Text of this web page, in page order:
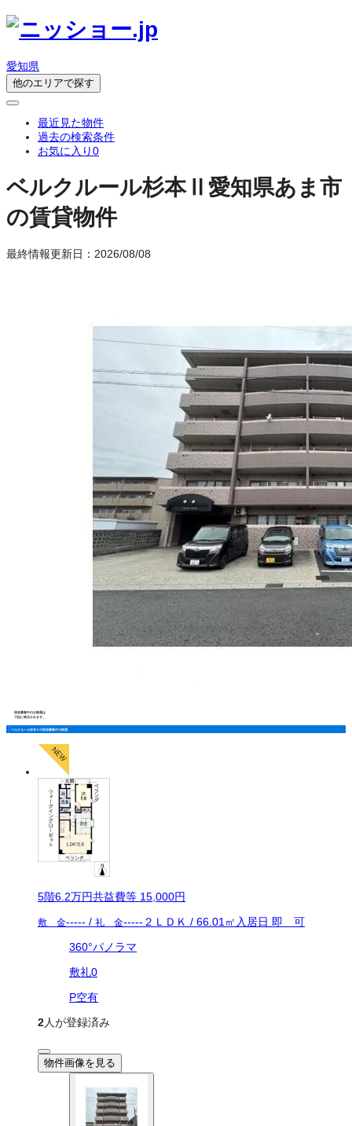
愛知県
他のエリアで探す
最近見た物件
過去の検索条件
お気に入り0
ベルクルール杉本Ⅱ 愛知県あま市
の賃貸物件
最終情報更新日：2026/08/08
現在募集中のお部屋は
下記に表示されます。
ベルクルール杉本Ⅱの現在募集中の部屋
5階6.2万円共益費等 15,000円
敷 金----- / 礼 金----- ２ＬＤＫ / 66.01㎡ 入居日 即 可
360°パノラマ
敷礼0
P空有
2人が登録済み
物件画像を見る